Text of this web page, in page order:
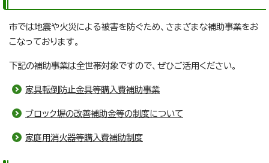
市では地震や火災による被害を防ぐため、さまざまな補助事業をお
こなっております。
下記の補助事業は全世帯対象ですので、ぜひご活用ください。
家具転倒防止金具等購入費補助事業
ブロック塀の改善補助金等の制度について
家庭用消火器等購入費補助制度